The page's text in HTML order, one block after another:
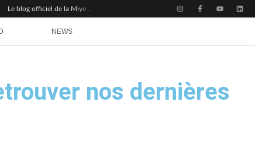
NEWS
nos dernières